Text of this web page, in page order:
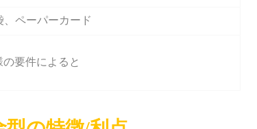
、ペーパーカード
の要件によると